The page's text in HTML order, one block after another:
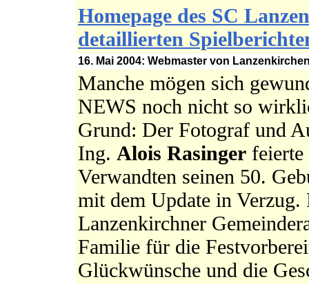
Homepage des SC
detaillierten
16. Mai 2004: Webmaster von
Manche mögen sich
NEWS noch nicht so
Grund: Der Fotograf und
Ing. Alois Rasingerfeierte
Verwandten seinen 50.
mit dem Update in
Lanzenkirchner
Familie für die
Glückwünsche und die